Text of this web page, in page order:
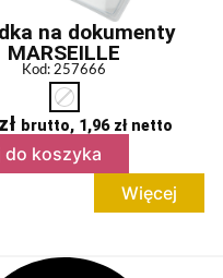
na dokumenty
MARSEILLE
Kod: 257666
zł brutto, 1,96 złnetto
do koszyka
Więcej